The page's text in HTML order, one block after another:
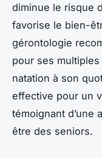
diminue le risque
favorise le bien-
gérontologie
pour ses
natation à son
effective pour un
témoignant d’une
être des seniors.